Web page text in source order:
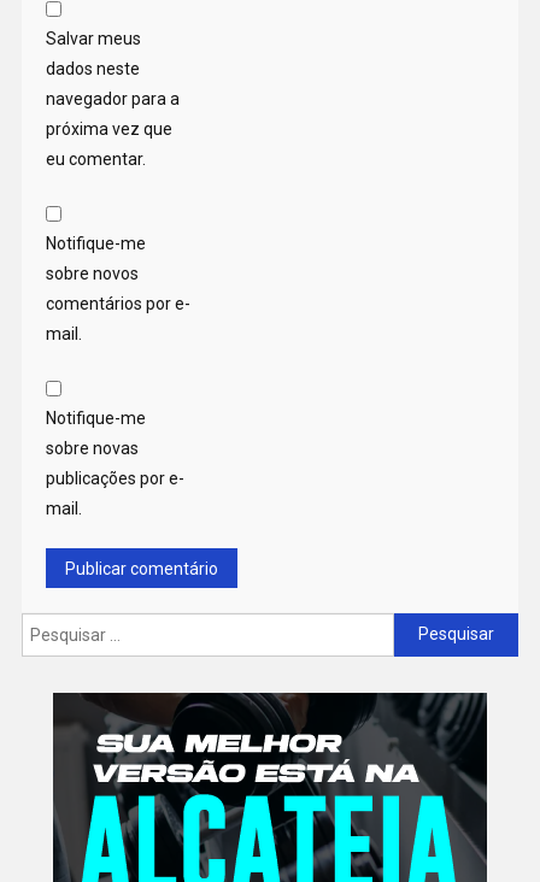
Salvar meus
dados neste
navegador para a
próxima vez que
eu comentar.
Notifique-me
sobre novos
comentários por e-
mail.
Notifique-me
sobre novas
publicações por e-
mail.
Pesquisar
por: